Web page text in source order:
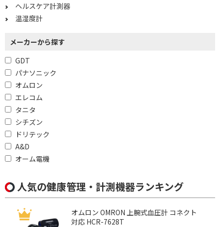
ヘルスケア計測器
温湿度計
メーカーから探す
GDT
パナソニック
オムロン
エレコム
タニタ
シチズン
ドリテック
A&D
オーム電機
人気の健康管理・計測機器ランキング
オムロン OMRON 上腕式血圧計 コネクト
対応 HCR-7628T